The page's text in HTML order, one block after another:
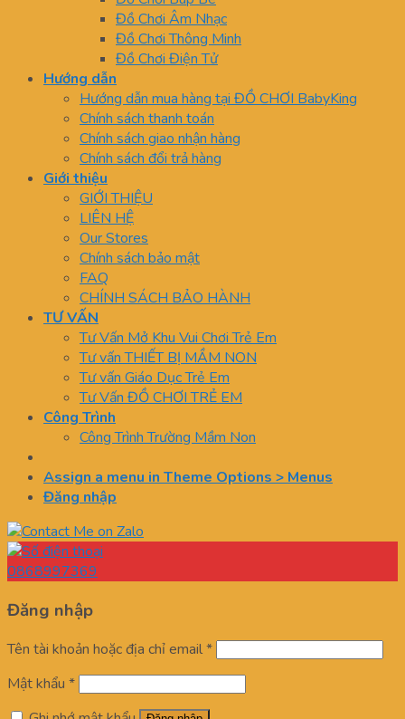
Đồ Chơi Âm Nhạc
Đồ Chơi Thông Minh
Đồ Chơi Điện Tử
Hướng dẫn
Hướng dẫn mua hàng tại ĐỒ CHƠI BabyKing
Chính sách thanh toán
Chính sách giao nhận hàng
Chính sách đổi trả hàng
Giới thiệu
GIỚI THIỆU
LIÊN HỆ
Our Stores
Chính sách bảo mật
FAQ
CHÍNH SÁCH BẢO HÀNH
TƯ VẤN
Tư Vấn Mở Khu Vui Chơi Trẻ Em
Tư vấn THIẾT BỊ MẦM NON
Tư vấn Giáo Dục Trẻ Em
Tư Vấn ĐỒ CHƠI TRẺ EM
Công Trình
Công Trình Trường Mầm Non
Assign a menu in Theme Options > Menus
Đăng nhập
0868997369
Đăng nhập
Tên tài khoản hoặc địa chỉ email*
Mật khẩu *